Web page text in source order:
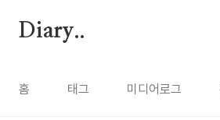
Diary..
홈 태그 미디어로그